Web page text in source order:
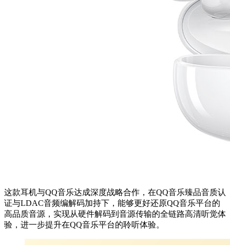
这款耳机与QQ音乐达成深度战略合作，在QQ音乐臻品音质认
证与LDAC音频编解码加持下，能够更好还原QQ音乐平台的
高品质音源，实现从硬件解码到音源传输的全链路高清听觉体
验，进一步提升在QQ音乐平台的聆听体验。